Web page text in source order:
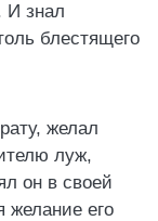
И знал
блестящего
желал
луж,
он в своей
желание его